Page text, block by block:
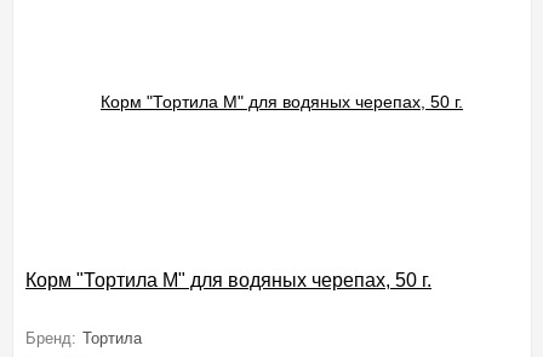
Корм "Тортила М" для водяных черепах, 50 г.
Бренд: Тортила